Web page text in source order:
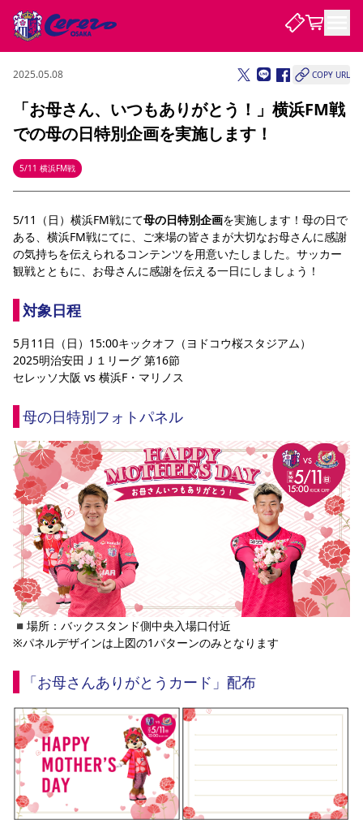
試合・チーム
試合について
試合日程 / 結果
チームについて
選手・スタッフ スケジュール メディア情報 アクセス レディース
アカデミー ハナサカプレーヤー 歴代所属選手
観戦する
チケット
チケット情報 販売スケジュール 価格・席種 購入方法
シーズンシート 法人シーズンシート 福祉サービス
団体チケット
特定興行入場券
譲渡サービス リセールサービス
観戦ガイド
初めて観戦ガイド
観戦マナー&ルール
スタジアム
YANMAR HANASAKA STADIUM
アウェイツアー
アウェイツアー
よくある質問
よくある質問
クラブを知る
セレッソ大阪について
クラブ紹介 沿革 シーズン記録 求人情報
サポートする
セレッソアイデアちょうだいな 応援商店街
Lise（ライセンスビジネス）
サステナビリティポリシー SDGsのゴール
スポーツクラブ
スポーツクラブ
関連団体/施設
長居公園 セレッソフットサルパーク
セレッソフットサルパーク長居
セレッソスポーツパーク舞洲
YANMAR HANASAKA STADIUM
セレッソ大阪アカデミー
子供のサッカースクール
大人のサッカースクール
ファンクラブ
ファンクラブ
まいセレチケット 会員規定 婚姻届・出生届・命名書
ニュース
ニュース
すべて チーム グッズ チケット
レディース
アカデミー
2025.05.08 COPY URL
「お母さん、いつもありがとう！」横浜FM戦
での母の日特別企画を実施します！
5/11 横浜FM戦
5/11（日）横浜FM戦にて母の日特別企画を実施します！母の日で
ある、横浜FM戦にてに、ご来場の皆さまが大切なお母さんに感謝
の気持ちを伝えられるコンテンツを用意いたしました。サッカー
観戦とともに、お母さんに感謝を伝える一日にしましょう！
対象日程
5月11日（日）15:00キックオフ（ヨドコウ桜スタジアム）
2025明治安田Ｊ１リーグ 第16節
セレッソ大阪 vs 横浜F・マリノス
母の日特別フォトパネル
◾️場所：バックスタンド側中央入場口付近
※パネルデザインは上図の1パターンのみとなります
「お母さんありがとうカード」配布